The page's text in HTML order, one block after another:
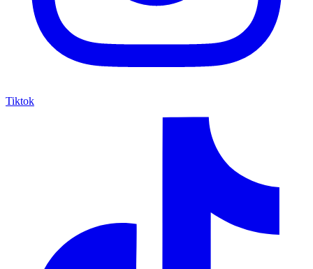
Tiktok